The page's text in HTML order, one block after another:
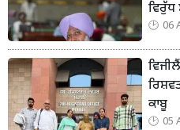
ਵਿਰੁੱਧ
06
ਕਾਬੂ
05